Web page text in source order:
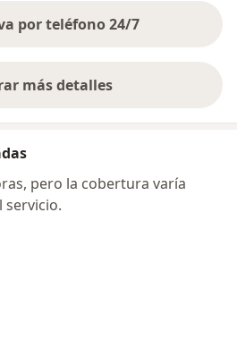
por teléfono 24/7
más detalles
sobre la dirección
pero la cobertura varía
servicio.